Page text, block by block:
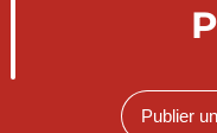
Publier